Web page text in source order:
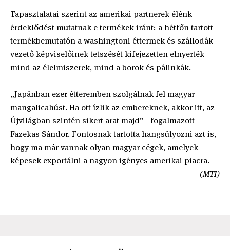
Tapasztalatai szerint az amerikai partnerek élénk
érdeklődést mutatnak e termékek iránt: a hétfőn tartott
termékbemutatón a washingtoni éttermek és szállodák
vezető képviselőinek tetszését kifejezetten elnyerték
mind az élelmiszerek, mind a borok és pálinkák.
„Japánban ezer étteremben szolgálnak fel magyar
mangalicahúst. Ha ott ízlik az embereknek, akkor itt, az
Újvilágban szintén sikert arat majd” - fogalmazott
Fazekas Sándor. Fontosnak tartotta hangsúlyozni azt is,
hogy ma már vannak olyan magyar cégek, amelyek
képesek exportálni a nagyon igényes amerikai piacra.
(MTI)